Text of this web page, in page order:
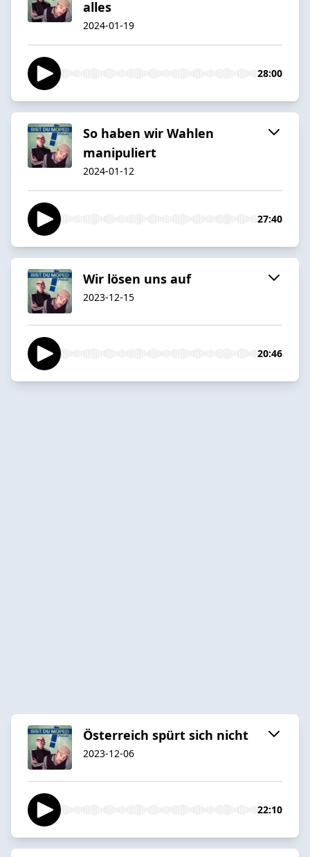
alles
2024-01-19
28:00
So haben wir Wahlen
manipuliert
2024-01-12
27:40
Wir lösen uns auf
2023-12-15
20:46
Österreich spürt sich nicht
2023-12-06
22:10